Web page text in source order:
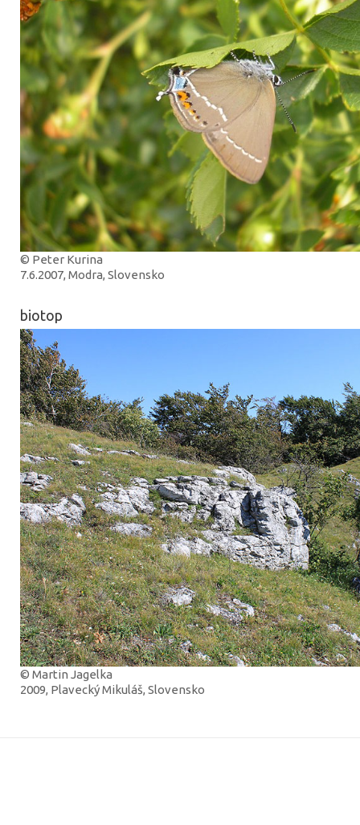
© Peter Kurina
7.6.2007, Modra, Slovensko
biotop
© Martin Jagelka
2009, Plavecký Mikuláš, Slovensko